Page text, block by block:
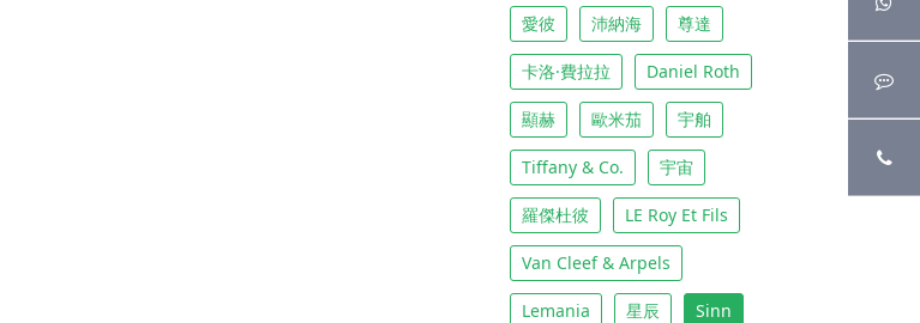
愛彼 沛納海 尊達
卡洛·費拉拉 Daniel Roth
顯赫 歐米茄 宇舶
Tiffany & Co. 宇宙
羅傑杜彼 LE Roy Et Fils
Van Cleef & Arpels
Lemania 星辰 Sinn